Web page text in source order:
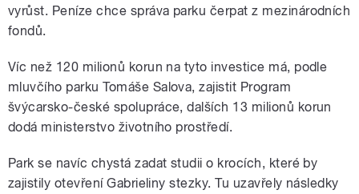
vyrůst. Peníze chce správa parku čerpat z mezinárodních
fondů.
Víc než 120 milionů korun na tyto investice má, podle
mluvčího parku Tomáše Salova, zajistit Program
švýcarsko-české spolupráce, dalších 13 milionů korun
dodá ministerstvo životního prostředí.
Park se navíc chystá zadat studii o krocích, které by
zajistily otevření Gabrieliny stezky. Tu uzavřely následky